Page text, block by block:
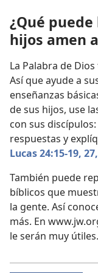
¿Qué
hijos amen
La Palabra de
Así que ayude a
enseñanzas
de sus hijos, use
con sus
respuestas y
Lucas 24:15-19, 27,
También puede
bíblicos que
la gente. Así
más. En
le serán muy útiles.